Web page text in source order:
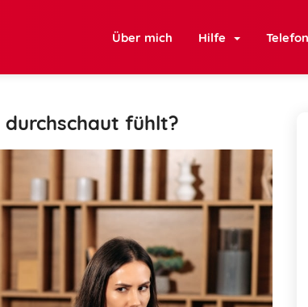
Über mich Hilfe
fühlt?